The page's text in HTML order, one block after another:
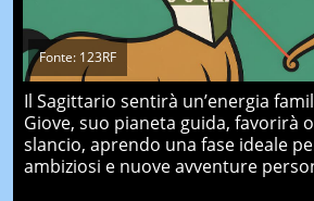
Fonte: 123RF
Il Sagittario sentirà un’energia
Giove, suo pianeta guida, favorirà
slancio, aprendo una fase ideale
ambiziosi e nuove avventure